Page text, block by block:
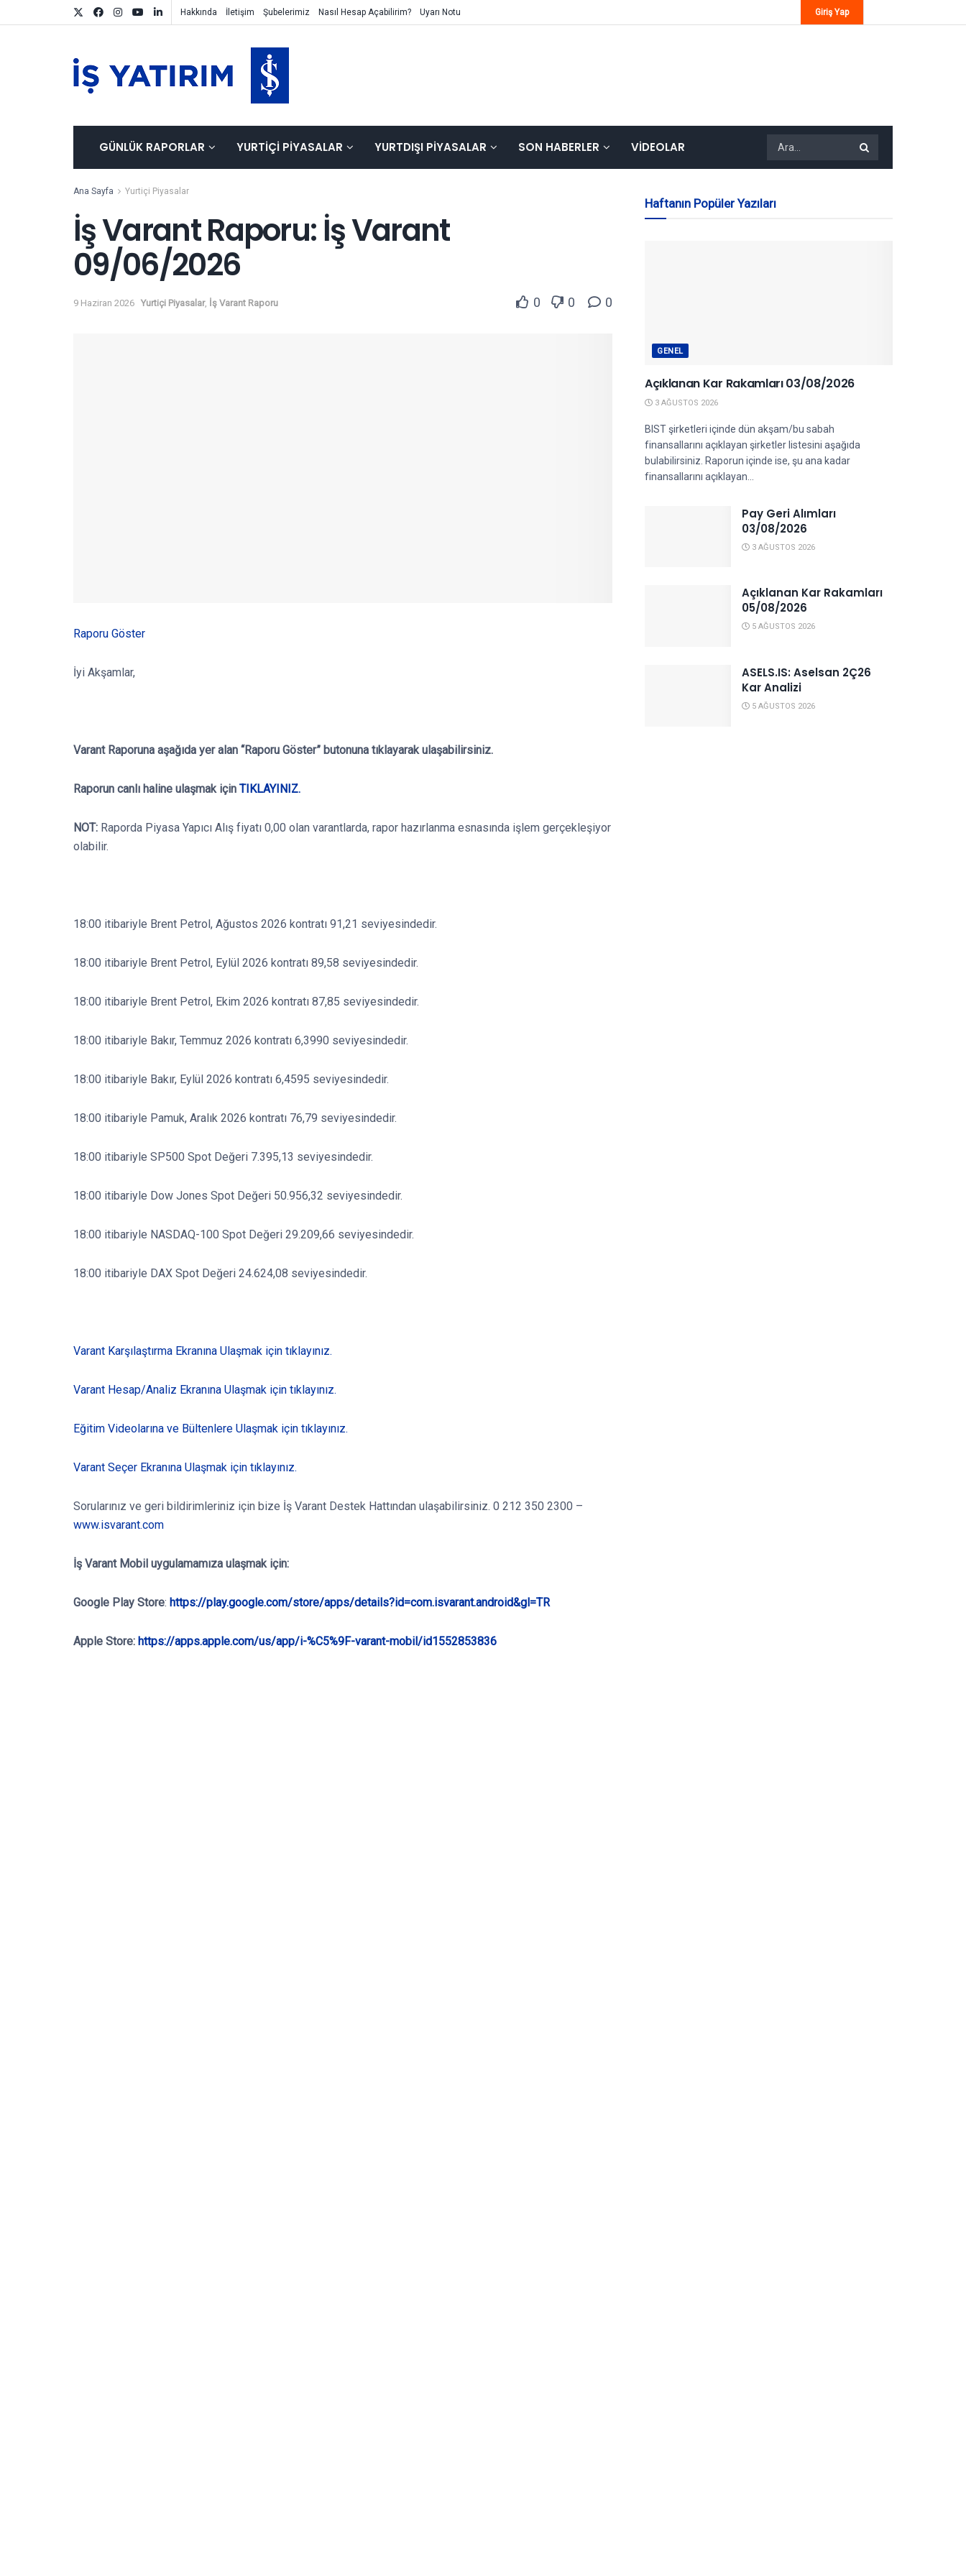
Hakkında İletişim Şubelerimiz Nasıl Hesap Açabilirim? Uyarı Notu Giriş Yap
GÜNLÜK RAPORLAR YURTIÇI PIYASALAR YURTDIŞI PIYASALAR SON HABERLER VIDEOLAR
Ana Sayfa Yurtiçi Piyasalar
İş Varant Raporu: İş Varant
09/06/2026
9 Haziran 2026 Yurtiçi Piyasalar, İş Varant Raporu 0 0 0
Raporu Göster
İyi Akşamlar,
Varant Raporuna aşağıda yer alan “Raporu Göster” butonuna tıklayarak ulaşabilirsiniz.
Raporun canlı haline ulaşmak için TIKLAYINIZ.
NOT: Raporda Piyasa Yapıcı Alış fiyatı 0,00 olan varantlarda, rapor hazırlanma esnasında işlem gerçekleşiyor
olabilir.
18:00 itibariyle Brent Petrol, Ağustos 2026 kontratı 91,21 seviyesindedir.
18:00 itibariyle Brent Petrol, Eylül 2026 kontratı 89,58 seviyesindedir.
18:00 itibariyle Brent Petrol, Ekim 2026 kontratı 87,85 seviyesindedir.
18:00 itibariyle Bakır, Temmuz 2026 kontratı 6,3990 seviyesindedir.
18:00 itibariyle Bakır, Eylül 2026 kontratı 6,4595 seviyesindedir.
18:00 itibariyle Pamuk, Aralık 2026 kontratı 76,79 seviyesindedir.
18:00 itibariyle SP500 Spot Değeri 7.395,13 seviyesindedir.
18:00 itibariyle Dow Jones Spot Değeri 50.956,32 seviyesindedir.
18:00 itibariyle NASDAQ-100 Spot Değeri 29.209,66 seviyesindedir.
18:00 itibariyle DAX Spot Değeri 24.624,08 seviyesindedir.
Varant Karşılaştırma Ekranına Ulaşmak için tıklayınız.
Varant Hesap/Analiz Ekranına Ulaşmak için tıklayınız.
Eğitim Videolarına ve Bültenlere Ulaşmak için tıklayınız.
Varant Seçer Ekranına Ulaşmak için tıklayınız.
Sorularınız ve geri bildirimleriniz için bize İş Varant Destek Hattından ulaşabilirsiniz. 0 212 350 2300 –
www.isvarant.com
İş Varant Mobil uygulamamıza ulaşmak için:
Google Play Store: https://play.google.com/store/apps/details?id=com.isvarant.android&gl=TR
Apple Store: https://apps.apple.com/us/app/i-%C5%9F-varant-mobil/id1552853836
Haftanın Popüler Yazıları
GENEL
Açıklanan Kar Rakamları 03/08/2026
3 AĞUSTOS 2026
BIST şirketleri içinde dün akşam/bu sabah
finansallarını açıklayan şirketler listesini aşağıda
bulabilirsiniz. Raporun içinde ise, şu ana kadar
finansallarını açıklayan...
Pay Geri Alımları
03/08/2026
3 AĞUSTOS 2026
Açıklanan Kar Rakamları
05/08/2026
5 AĞUSTOS 2026
ASELS.IS: Aselsan 2Ç26
Kar Analizi
5 AĞUSTOS 2026